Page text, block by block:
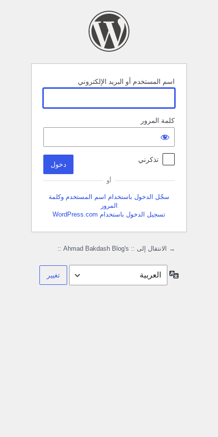
اسم المستخدم أو البريد الإلكتروني
كلمة المرور
تذكرني
أو
سجّل الدخول باستخدام اسم المستخدم وكلمة
المرور
تسجيل الدخول باستخدام WordPress.com
→ الانتقال إلى :: Ahmad Bakdash Blog's ::
اللغة